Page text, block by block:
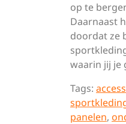
op te
Daarnaast
doordat ze
waarin jij je
Tags:
panelen,